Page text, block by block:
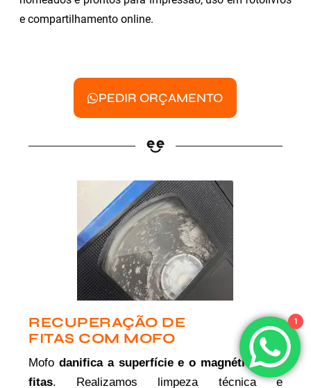
e compartilhamento online.
PEDIR ORÇAMENTO
RECUPERAÇÃO DE
FITAS COM MOFO
Mofodanifica a superfície e o magnético das
fitas. Realizamos limpeza técnica e
1